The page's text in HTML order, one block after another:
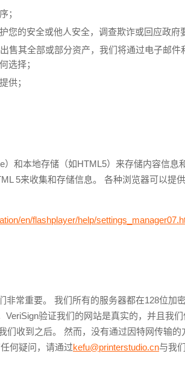
；
您的安全或他人安全，调查欺诈或回应政府
售其全部或部分资产，我们将通过电子邮
选择；
供；
和本地存储（如HTML5）来存储内容信
5来收集和存储信息。 各种浏览器可以提
en/flashplayer/help/
常重要。 我们所有的服务器都在128位加
VeriSign验证我们的网站是真实的，并且我
们收到之后。 然而，没有通过因特网传输
何疑问，请通过kefu@printerstudio.cn与我